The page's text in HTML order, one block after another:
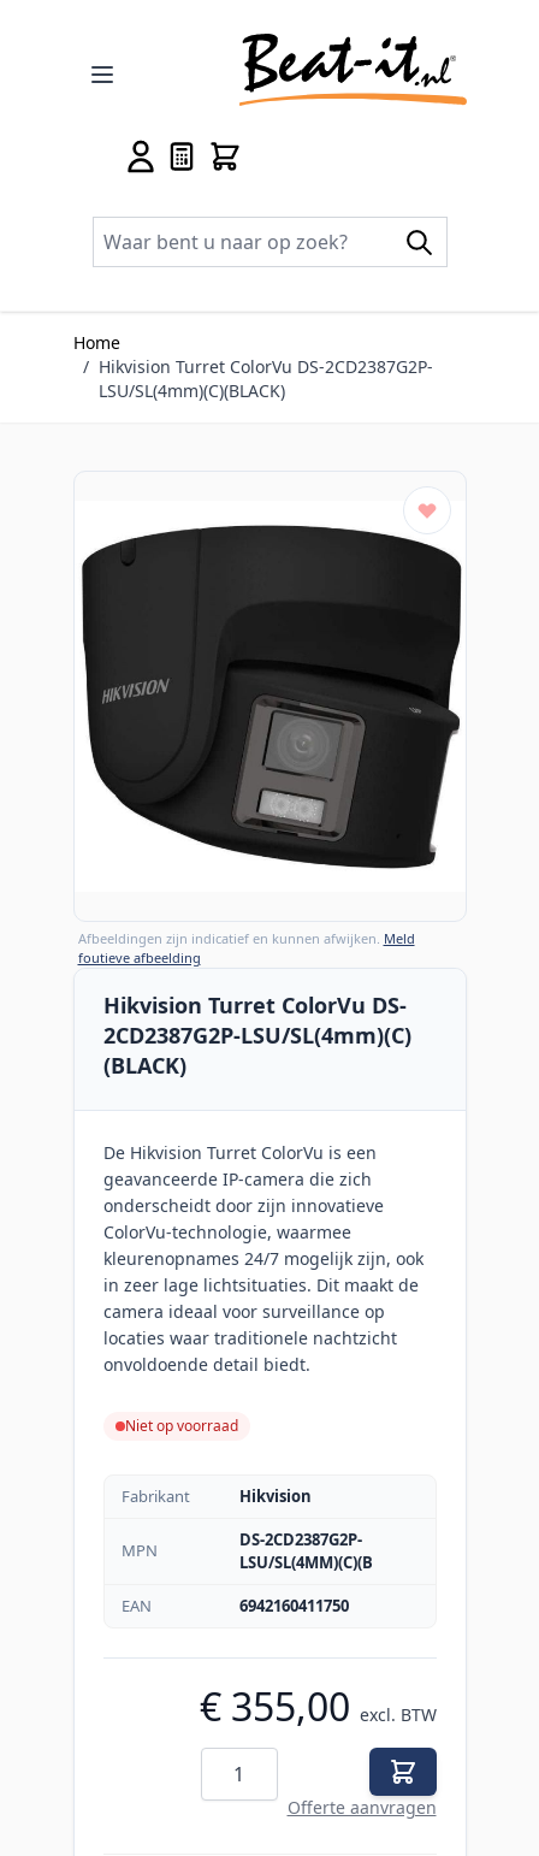
Home
/ Hikvision Turret ColorVu DS-2CD2387G2P-
LSU/SL(4mm)(C)(BLACK)
Afbeeldingen zijn indicatief en kunnen afwijken. Meld
foutieve afbeelding
Hikvision Turret ColorVu DS-
2CD2387G2P-LSU/SL(4mm)(C)
(BLACK)
De Hikvision Turret ColorVu is een
geavanceerde IP-camera die zich
onderscheidt door zijn innovatieve
ColorVu-technologie, waarmee
kleurenopnames 24/7 mogelijk zijn, ook
in zeer lage lichtsituaties. Dit maakt de
camera ideaal voor surveillance op
locaties waar traditionele nachtzicht
onvoldoende detail biedt.
Niet op voorraad
Fabrikant Hikvision
MPN
DS-2CD2387G2P-
LSU/SL(4MM)(C)(B
EAN
6942160411750
€ 355,00 excl. BTW
Aantal
Offerte aanvragen